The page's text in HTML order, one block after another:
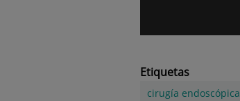
Etiquetas
cirugía endoscópica